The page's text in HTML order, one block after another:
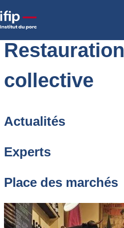
Accueil
Restauration
collective
Actualités
Experts
Place des marchés